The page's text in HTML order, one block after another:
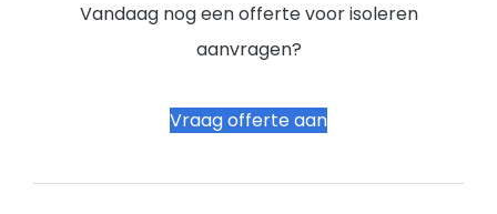
Vandaag nog een offerte voor isoleren
aanvragen?
Vraag offerte aan